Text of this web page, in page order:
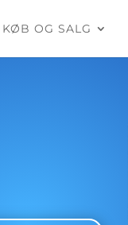
KØB OG SALG